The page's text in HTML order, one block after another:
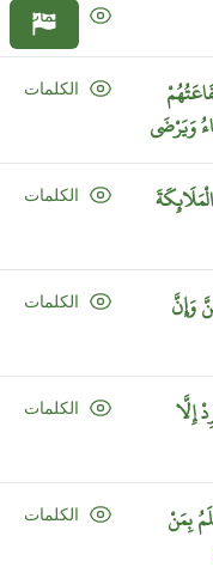
الكلمات
وَيَرْضَى
الكلمات
الْمَلَائِكَةَ
الكلمات
وَإِنَّ
الكلمات
إِلَّا
الكلمات
بِمَنْ
الكلمات